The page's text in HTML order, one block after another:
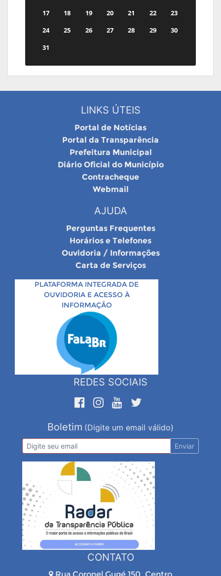
17
18 19 20 21 22
23
24
25 26 27 28 29
30
31
LINKS ÚTEIS
Portal de Notícias
Portal da Transparência
Prefeitura Municipal
Diário Oficial do Município
Contracheque
Webmail
AJUDA
Perguntas Frequentes
Horários e Telefones
Ouvidoria / Informações
Carta de Serviços
PLATAFORMA INTEGRADA DE
OUVIDORIA E ACESSO À
INFORMAÇÃO
REDES SOCIAIS
Boletim (Digite um email válido)
Enviar
CONTATO